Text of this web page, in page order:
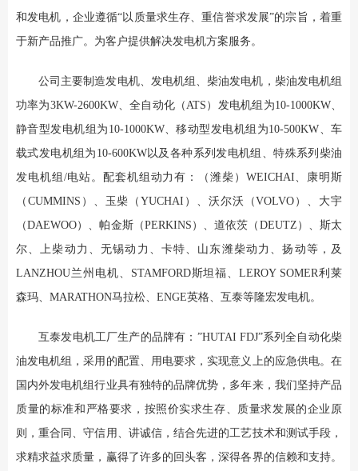
和发电机，企业遵循“以质量求生存、重信誉求发展”的宗旨，着重
于新产品推广。为客户提供解决发电机方案服务。
公司主要制造发电机、发电机组、柴油发电机，柴油发电机组
功率为3KW-2600KW、全自动化（ATS）发电机组为10-1000KW、
静音型发电机组为10-1000KW、移动型发电机组为10-500KW、车
载式发电机组为10-600KW以及各种系列发电机组、特殊系列柴油
发电机组/电站。配套机组动力有：（潍柴）WEICHAI、康明斯
（CUMMINS）、玉柴（YUCHAI）、沃尔沃（VOLVO）、大宇
（DAEWOO）、帕金斯（PERKINS）、道依茨（DEUTZ）、斯太
尔、上柴动力、无锡动力、卡特、山东潍柴动力、扬动等，及
LANZHOU兰州电机、STAMFORD斯坦福、LEROY SOMER利莱
森玛、MARATHON马拉松、ENGE英格、互泰等隆宏发电机。
互泰发电机工厂生产的品牌有：”HUTAI FDJ”系列全自动化柴
油发电机组，采用的配置、用电要求，实现意义上的应急供电。在
国内外发电机组行业具有独特的品牌优势，多年来，我们坚持产品
质量的标准和严格要求，按照价实求生存、质量求发展的企业原
则，重合同、守信用、讲诚信，结合先进的工艺技术和测试手段，
求精求益求质量，赢得了许多的回头客，深得各界的信赖和支持。